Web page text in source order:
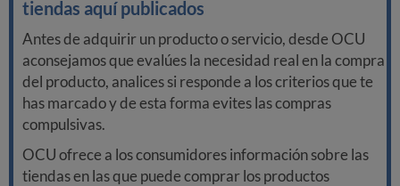
tiendas aquí publicados
Antes de adquirir un producto o servicio, desde OCU
aconsejamos que evalúes la necesidad real en la compra
del producto, analices si responde a los criterios que te
has marcado y de esta forma evites las compras
compulsivas.
OCU ofrece a los consumidores información sobre las
tiendas en las que puede comprar los productos